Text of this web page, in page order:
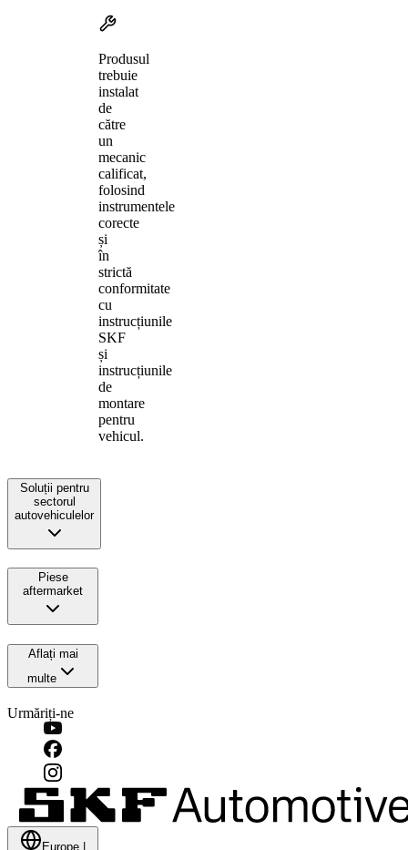
Produsul
trebuie
instalat
de
către
un
mecanic
calificat,
folosind
instrumentele
corecte
și
în
strictă
conformitate
cu
instrucțiunile
SKF
și
instrucțiunile
de
montare
pentru
vehicul.
Soluții pentru
sectorul
autovehiculelor
Piese
aftermarket
Aflați mai
multe
Urmăriți-ne
Europe